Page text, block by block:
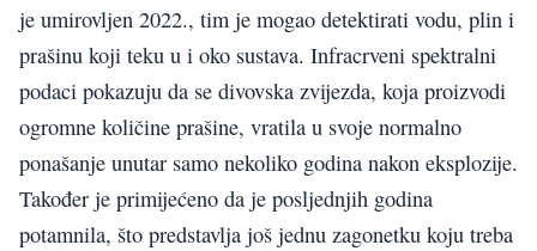
je umirovljen 2022., tim je mogao detektirati vodu, plin i
prašinu koji teku u i oko sustava. Infracrveni spektralni
podaci pokazuju da se divovska zvijezda, koja proizvodi
ogromne količine prašine, vratila u svoje normalno
ponašanje unutar samo nekoliko godina nakon eksplozije.
Također je primijećeno da je posljednjih godina
potamnila, što predstavlja još jednu zagonetku koju treba